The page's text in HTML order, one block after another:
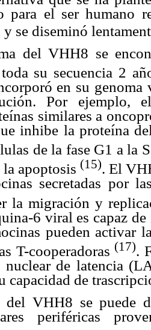
para el ser humano
y se diseminó
del VHH8 se
su secuencia 2
en su genoma
Por ejemplo,
similares a
inhibe la proteína
de la fase G1 a la
apoptosis (15). El
secretadas por
la migración y
6 viral es capaz
pueden activar
T-cooperadoras (17).
nuclear de latencia
capacidad de
VHH8 se puede
periféricas